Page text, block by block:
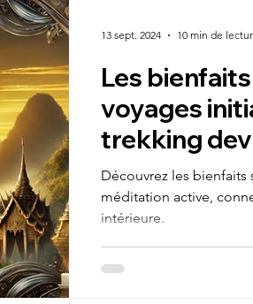
Les
voyages
trekking
Découvrez les
méditation active,
intérieure.
13 sept. 2024 10 min de